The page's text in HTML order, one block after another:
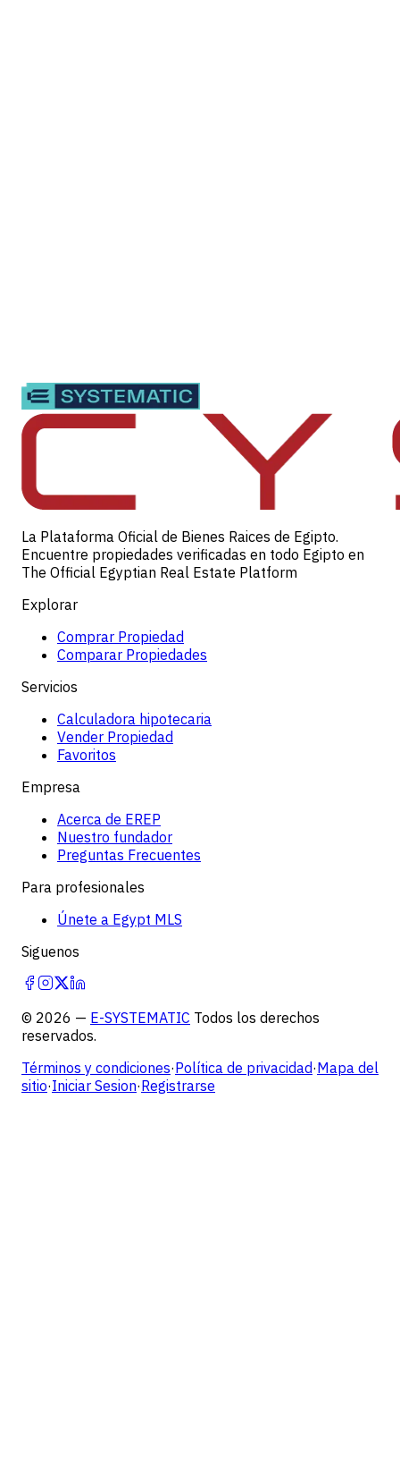
La Plataforma Oficial de Bienes Raices de Egipto.
Encuentre propiedades verificadas en todo Egipto en
The Official Egyptian Real Estate Platform
Explorar
Comprar Propiedad
Comparar Propiedades
Servicios
Calculadora hipotecaria
Vender Propiedad
Favoritos
Empresa
Acerca de EREP
Nuestro fundador
Preguntas Frecuentes
Para profesionales
Únete a Egypt MLS
Siguenos
© 2026 — E-SYSTEMATIC Todos los derechos
reservados.
Términos y condiciones·Política de privacidad·Mapa del
sitio·Iniciar Sesion·Registrarse